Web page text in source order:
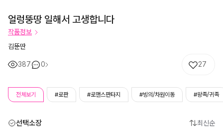
얼렁뚱땅 일해서 고생합니다
작품정보
김뚠딴
387 0 27
전체보기 #로판 #로맨스판타지 #빙의/차원이동 #왕족/귀족
선택소장 최신순